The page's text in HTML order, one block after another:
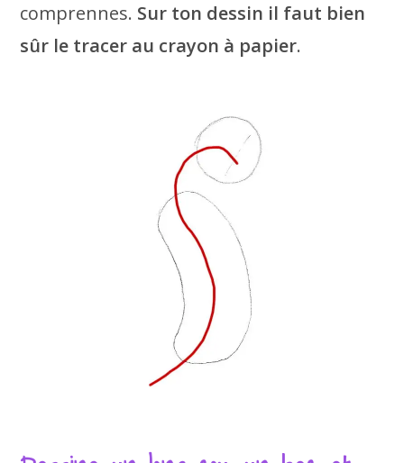
comprennes. Sur ton dessin il faut bien
sûr le tracer au crayon à papier.